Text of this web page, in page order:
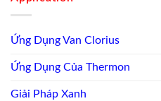
Ứng Dụng Van Clorius
Ứng Dụng Của Thermon
Giải Pháp Xanh